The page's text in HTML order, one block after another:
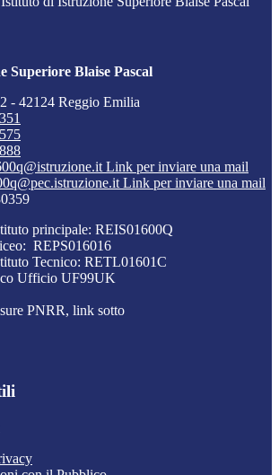
Superiore Blaise Pascal
- 42124 Reggio Emilia
Link per inviare una mail
Link per inviare una mail
principale: REIS01600Q
REPS016016
Tecnico: RETL01601C
Ufficio UF99UK
PNRR, link sotto